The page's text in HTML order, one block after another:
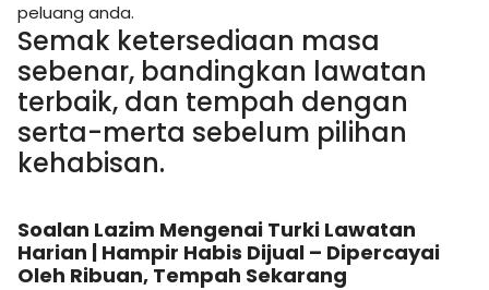
peluang anda.
Semak ketersediaan masa
sebenar, bandingkan lawatan
terbaik, dan tempah dengan
serta-merta sebelum pilihan
kehabisan.
Soalan Lazim Mengenai Turki Lawatan
Harian | Hampir Habis Dijual – Dipercayai
Oleh Ribuan, Tempah Sekarang